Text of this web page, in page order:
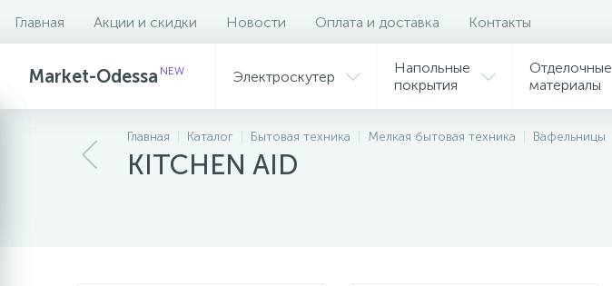
Главная Акции и скидки Новости Оплата и доставка Контакты
Market-Odessa NEW Электроскутер
Напольные
покрытия
Отделочные
материалы
Главная Каталог Бытовая техника Мелкая бытовая техника Вафельницы
KITCHEN AID
Фильтр